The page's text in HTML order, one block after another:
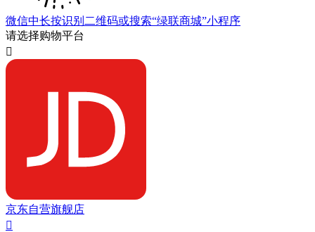
微信中长按识别二维码或搜索“绿联商城”小程序
请选择购物平台

京东自营旗舰店
